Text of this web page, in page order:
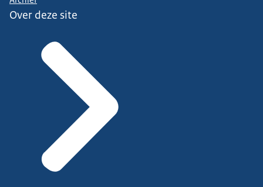
Over deze site